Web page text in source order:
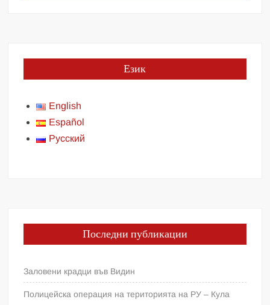
Език
English
Español
Русский
Последни публикации
Заловени крадци във Видин
Полицейска операция на територията на РУ – Кула